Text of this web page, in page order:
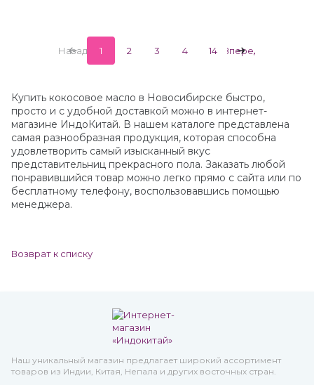
Назад 1 2 3 4 14 Вперед
Купить кокосовое масло в Новосибирске быстро,
просто и с удобной доставкой можно в интернет-
магазине ИндоКитай. В нашем каталоге представлена
самая разнообразная продукция, которая способна
удовлетворить самый изысканный вкус
представительниц прекрасного пола. Заказать любой
понравившийся товар можно легко прямо с сайта или по
бесплатному телефону, воспользовавшись помощью
менеджера.
Возврат к списку
Наш уникальный магазин предлагает широкий ассортимент
товаров из Индии, Китая, Непала и других восточных стран.